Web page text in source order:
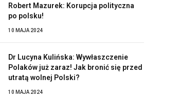
Robert Mazurek: Korupcja polityczna
po polsku!
10 MAJA 2024
Dr Lucyna Kulińska: Wywłaszczenie
Polaków już zaraz! Jak bronić się przed
utratą wolnej Polski?
10 MAJA 2024